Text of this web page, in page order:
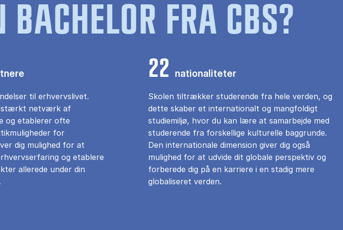
BACHELOR FRA CBS?
til erhvervslivet.
stærkt netværk af
og etablerer ofte
for
dig mulighed for at
og etablere
allerede under din
22 nationaliteter
Skolen tiltrækker studerende fra hele verden, og
dette skaber et internationalt og mangfoldigt
studiemiljø, hvor du kan lære at samarbejde med
studerende fra forskellige kulturelle baggrunde.
Den internationale dimension giver dig også
mulighed for at udvide dit globale perspektiv og
forberede dig på en karriere i en stadig mere
globaliseret verden.